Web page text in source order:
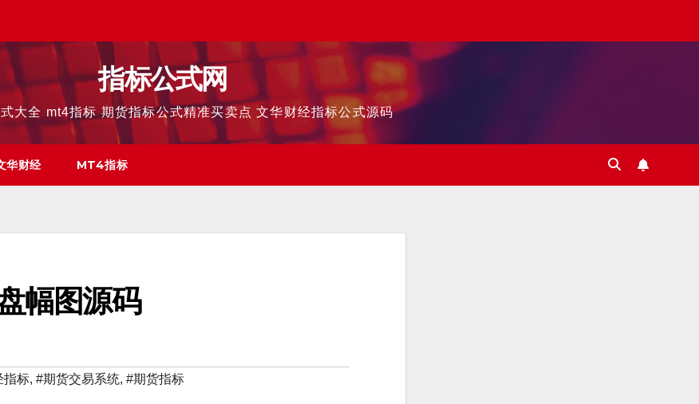
指标公式网
大全 mt4指标 期货指标公式精准买卖点 文华财经指标公式源码
华财经 MT4指标
幅图源码
指标, #期货交易系统, #期货指标